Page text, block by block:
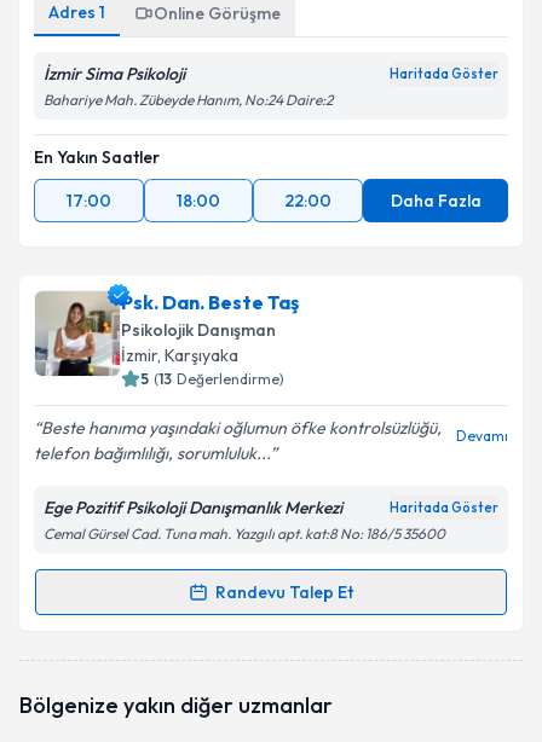
Adres 1 Online Görüşme
İzmir Sima Psikoloji Haritada Göster
Bahariye Mah. Zübeyde Hanım, No:24 Daire:2
En Yakın Saatler
17:00
18:00 22:00 Daha Fazla
Psk. Dan. Beste Taş
Psikolojik Danışman
İzmir, Karşıyaka
5 (13 Değerlendirme)
Beste hanıma yaşındaki oğlumun öfke kontrolsüzlüğü,
telefon bağımlılığı, sorumluluk...
Devamı
Ege Pozitif Psikoloji Danışmanlık Merkezi Haritada Göster
Cemal Gürsel Cad. Tuna mah. Yazgılı apt. kat:8 No: 186/5 35600
Randevu Talep Et
Randevu Takvimi Talebi
oluşturun. Size bu uzmandan randevu almanız için bir
Bölgenize yakın diğer uzmanlar